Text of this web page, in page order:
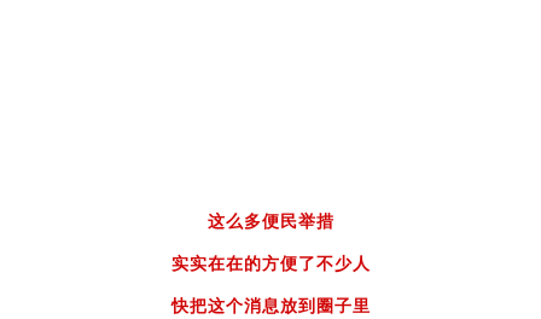
这么多便民举措
实实在在的方便了不少人
快把这个消息放到圈子里